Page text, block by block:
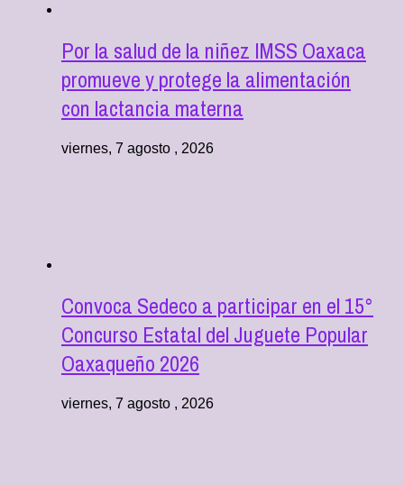
Por la salud de la niñez IMSS Oaxaca
promueve y protege la alimentación
con lactancia materna
viernes, 7 agosto , 2026
Convoca Sedeco a participar en el 15°
Concurso Estatal del Juguete Popular
Oaxaqueño 2026
viernes, 7 agosto , 2026